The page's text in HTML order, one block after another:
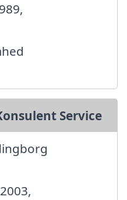
Service